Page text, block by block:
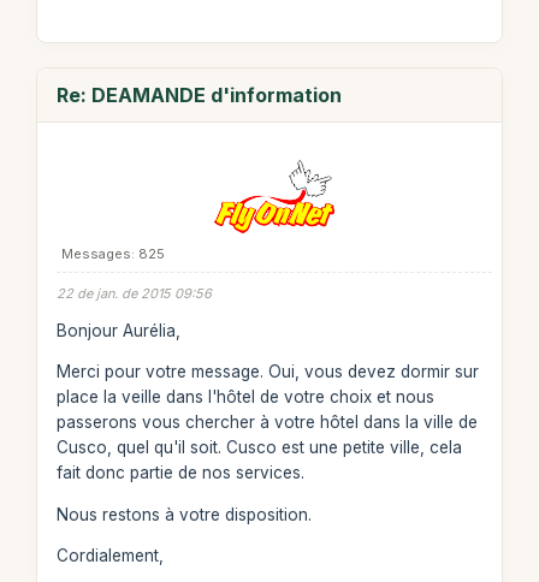
Re: DEAMANDE d'information
Messages: 825
22 de jan. de 2015 09:56
Bonjour Aurélia,
Merci pour votre message. Oui, vous devez dormir sur
place la veille dans l'hôtel de votre choix et nous
passerons vous chercher à votre hôtel dans la ville de
Cusco, quel qu'il soit. Cusco est une petite ville, cela
fait donc partie de nos services.
Nous restons à votre disposition.
Cordialement,